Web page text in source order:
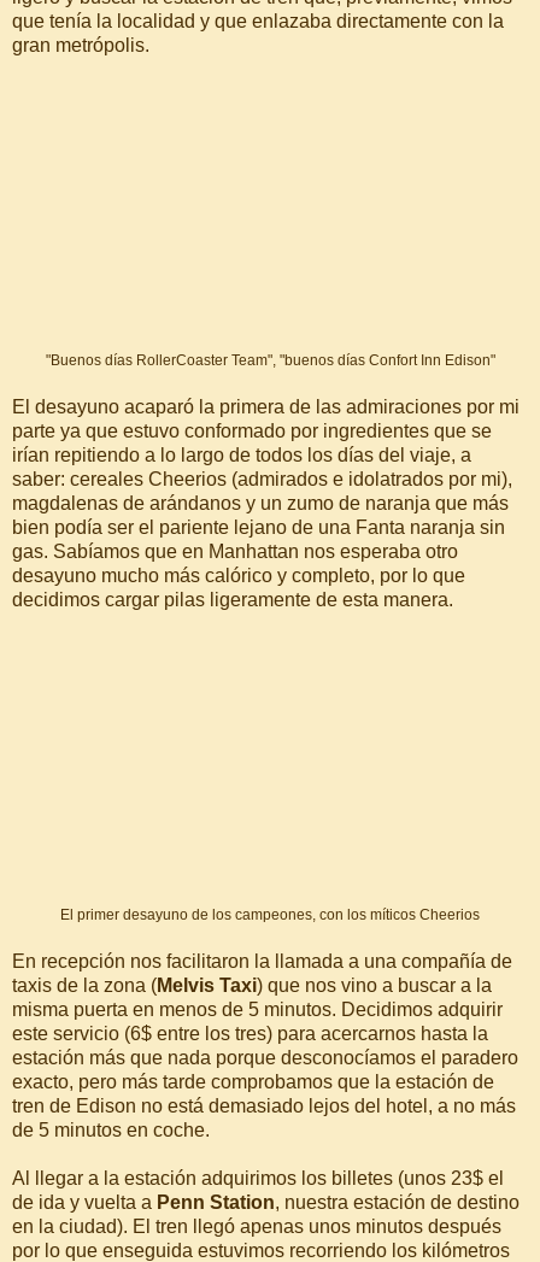
que tenía la localidad y que enlazaba directamente con la
gran metrópolis.
"Buenos días RollerCoaster Team", "buenos días Confort Inn Edison"
El desayuno acaparó la primera de las admiraciones por mi
parte ya que estuvo conformado por ingredientes que se
irían repitiendo a lo largo de todos los días del viaje, a
saber: cereales Cheerios (admirados e idolatrados por mi),
magdalenas de arándanos y un zumo de naranja que más
bien podía ser el pariente lejano de una Fanta naranja sin
gas. Sabíamos que en Manhattan nos esperaba otro
desayuno mucho más calórico y completo, por lo que
decidimos cargar pilas ligeramente de esta manera.
El primer desayuno de los campeones, con los míticos Cheerios
En recepción nos facilitaron la llamada a una compañía de
taxis de la zona (Melvis Taxi) que nos vino a buscar a la
misma puerta en menos de 5 minutos. Decidimos adquirir
este servicio (6$ entre los tres) para acercarnos hasta la
estación más que nada porque desconocíamos el paradero
exacto, pero más tarde comprobamos que la estación de
tren de Edison no está demasiado lejos del hotel, a no más
de 5 minutos en coche.
Al llegar a la estación adquirimos los billetes (unos 23$ el
de ida y vuelta a Penn Station, nuestra estación de destino
en la ciudad). El tren llegó apenas unos minutos después
por lo que enseguida estuvimos recorriendo los kilómetros